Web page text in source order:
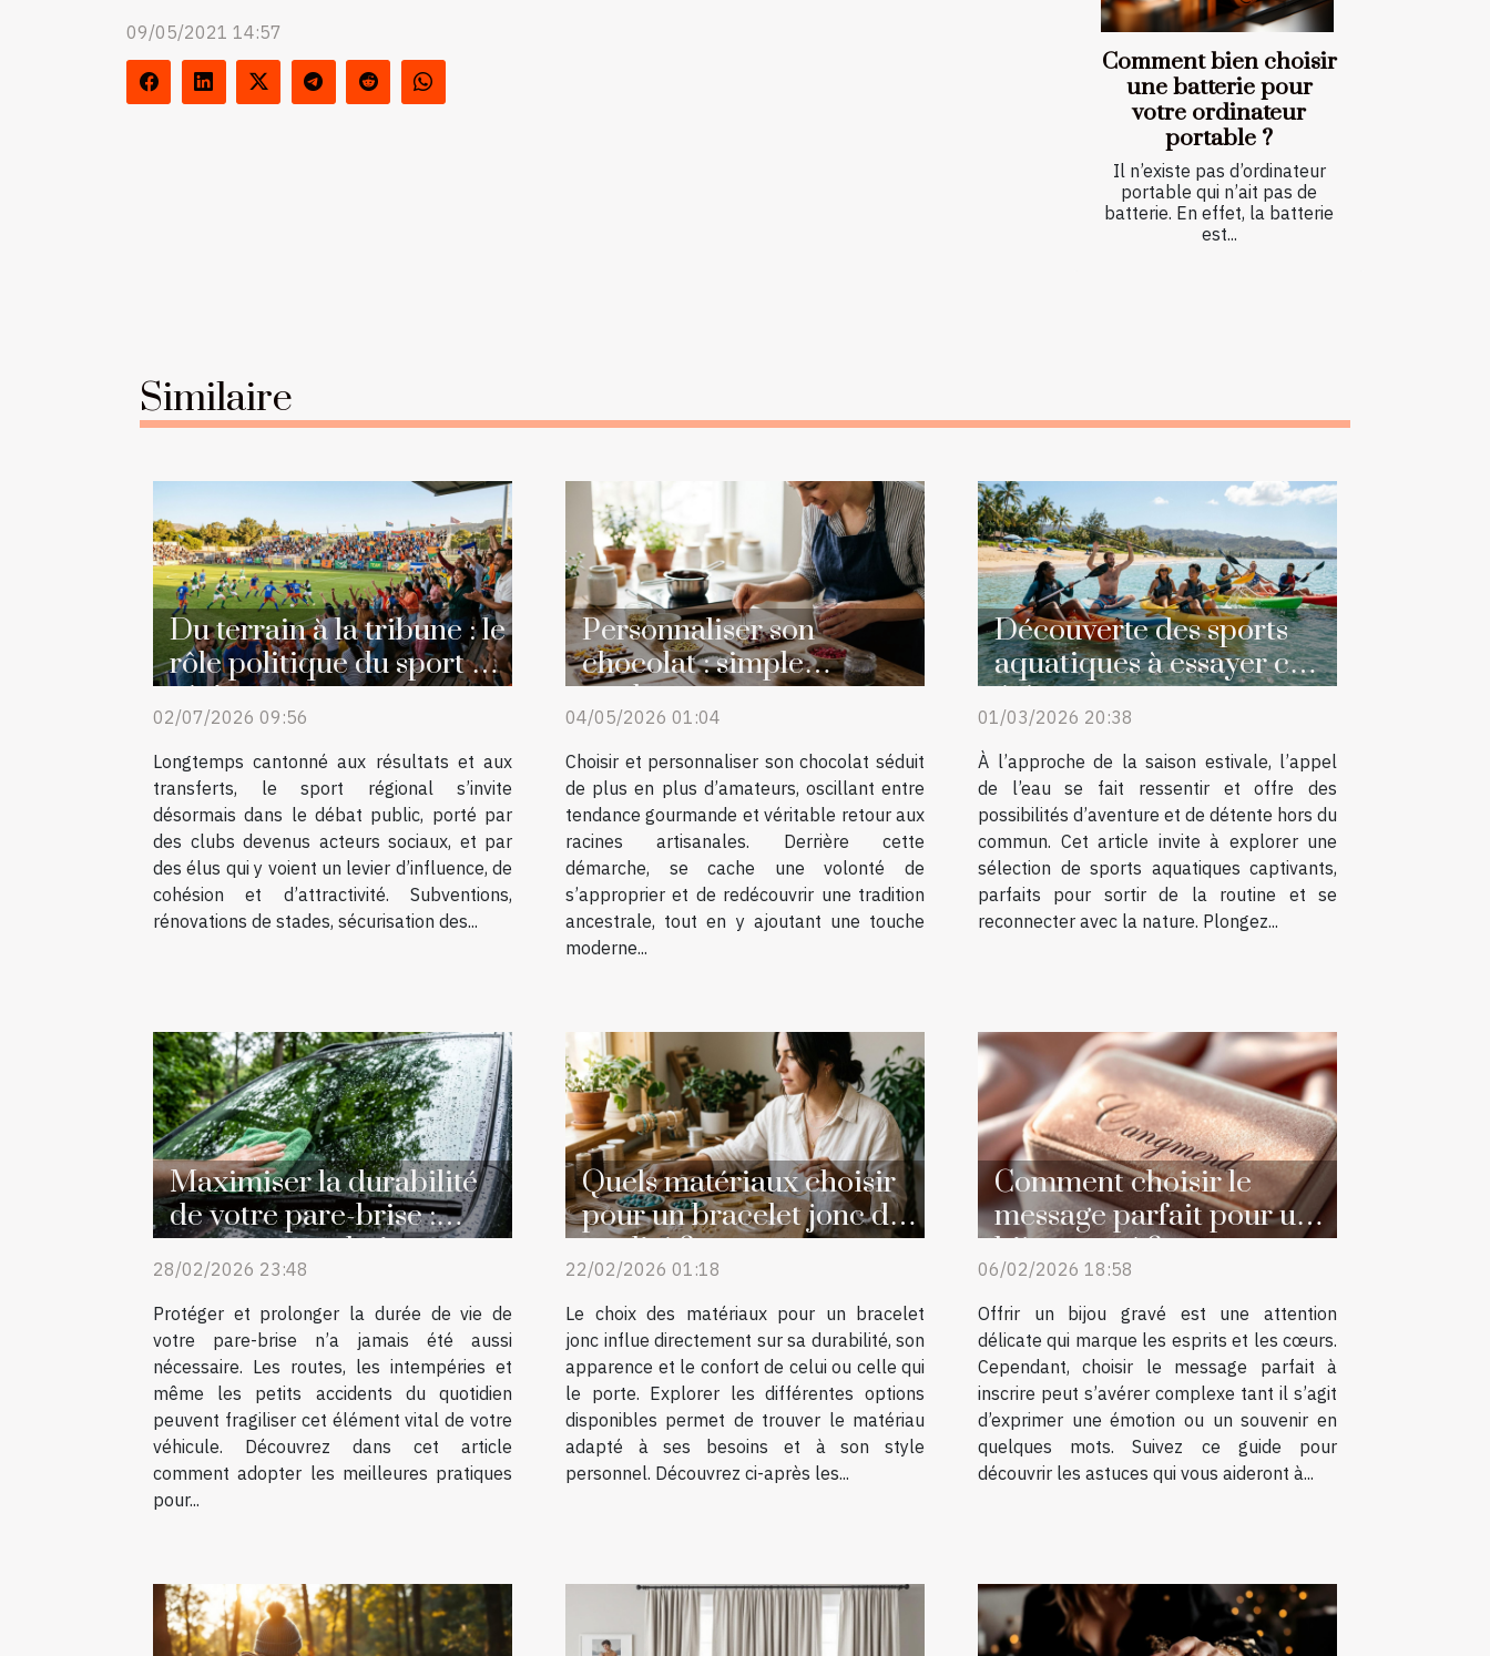
09/05/2021 14:57
Comment bien choisir
une batterie pour
votre ordinateur
portable ?
Il n’existe pas d’ordinateur
portable qui n’ait pas de
batterie. En effet, la batterie
est...
Similaire
Du terrain à la tribune : le
rôle politique du sport en
région
02/07/2026 09:56
Longtemps cantonné aux résultats et aux
transferts, le sport régional s’invite
désormais dans le débat public, porté par
des clubs devenus acteurs sociaux, et par
des élus qui y voient un levier d’influence, de
cohésion et d’attractivité. Subventions,
rénovations de stades, sécurisation des...
Personnaliser son
chocolat : simple
tendance ou retour aux
sources ?
04/05/2026 01:04
Choisir et personnaliser son chocolat séduit
de plus en plus d’amateurs, oscillant entre
tendance gourmande et véritable retour aux
racines artisanales. Derrière cette
démarche, se cache une volonté de
s’approprier et de redécouvrir une tradition
ancestrale, tout en y ajoutant une touche
moderne...
Découverte des sports
aquatiques à essayer cet
été
01/03/2026 20:38
À l’approche de la saison estivale, l’appel
de l’eau se fait ressentir et offre des
possibilités d’aventure et de détente hors du
commun. Cet article invite à explorer une
sélection de sports aquatiques captivants,
parfaits pour sortir de la routine et se
reconnecter avec la nature. Plongez...
Maximiser la durabilité
de votre pare-brise :
astuces et techniques
28/02/2026 23:48
Protéger et prolonger la durée de vie de
votre pare-brise n’a jamais été aussi
nécessaire. Les routes, les intempéries et
même les petits accidents du quotidien
peuvent fragiliser cet élément vital de votre
véhicule. Découvrez dans cet article
comment adopter les meilleures pratiques
pour...
Quels matériaux choisir
pour un bracelet jonc de
qualité ?
22/02/2026 01:18
Le choix des matériaux pour un bracelet
jonc influe directement sur sa durabilité, son
apparence et le confort de celui ou celle qui
le porte. Explorer les différentes options
disponibles permet de trouver le matériau
adapté à ses besoins et à son style
personnel. Découvrez ci-après les...
Comment choisir le
message parfait pour un
bijou gravé ?
06/02/2026 18:58
Offrir un bijou gravé est une attention
délicate qui marque les esprits et les cœurs.
Cependant, choisir le message parfait à
inscrire peut s’avérer complexe tant il s’agit
d’exprimer une émotion ou un souvenir en
quelques mots. Suivez ce guide pour
découvrir les astuces qui vous aideront à...